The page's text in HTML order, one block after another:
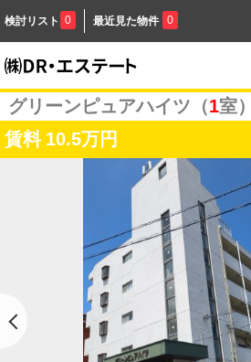
検討リスト 0 最近見た物件 0
グリーンピュアハイツ（1室）
賃料 10.5万円